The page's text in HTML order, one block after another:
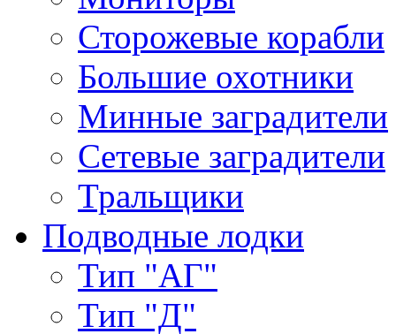
Сторожевые корабли
Большие охотники
Минные заградители
Сетевые заградители
Тральщики
Подводные лодки
Тип "АГ"
Тип "Д"